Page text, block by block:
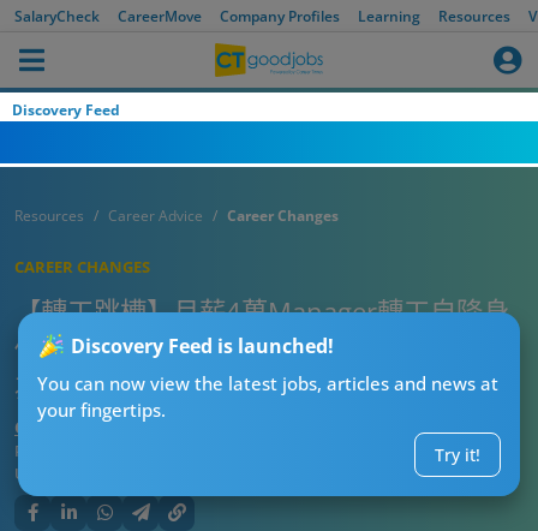
SalaryCheck CareerMove Company Profiles Learning Resources
Discovery Feed
Discovery Feed is launched!
You can now view the latest jobs, articles and news at
your fingertips.
Try it!
Resources Career Advice Career Changes
CAREER CHANGES
【轉工跳槽】月薪4萬Manager轉工自降身
價 隱瞞大學學歷同Last salary 原來係因
為⋯⋯
CTgoodjobs’ Editor
Published:
Updated: